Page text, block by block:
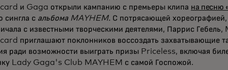
и Gaga открыли кампанию с премьеры клипа на песню
сингла с альбома MAYHEM. С потрясающей хореографией,
с известными творческими деятелями, Паррис
приглашают поклонников воссоздать захватывающие
ради возможности выиграть призы Priceless, включая
Lady Gaga's Club MAYHEM с самой Госпожой.